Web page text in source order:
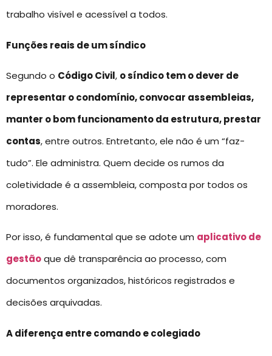
trabalho visível e acessível a todos.
Funções reais de um síndico
Segundo o Código Civil, o síndico tem o dever de
representar o condomínio, convocar assembleias,
manter o bom funcionamento da estrutura, prestar
contas, entre outros. Entretanto, ele não é um “faz-
tudo”. Ele administra. Quem decide os rumos da
coletividade é a assembleia, composta por todos os
moradores.
Por isso, é fundamental que se adote um aplicativo de
gestãoque dê transparência ao processo, com
documentos organizados, históricos registrados e
decisões arquivadas.
A diferença entre comando e colegiado